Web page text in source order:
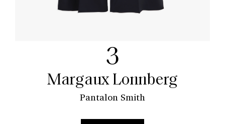
3
Margaux Lonnberg
Pantalon Smith